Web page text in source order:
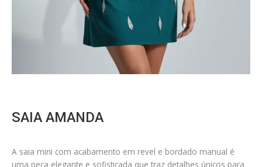
SAIA AMANDA
A saia mini com acabamento em revel e bordado manual é
uma peça elegante e sofisticada que traz detalhes únicos para